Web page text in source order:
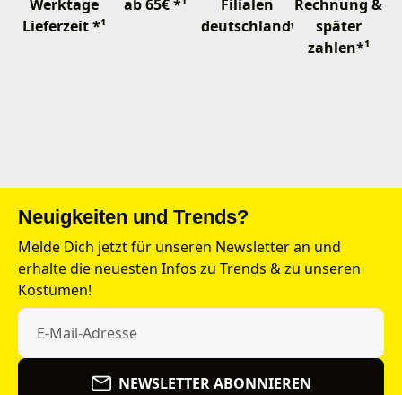
Werktage
Lieferzeit *¹
ab 65€ *¹
Filialen
deutschlandweit
Rechnung &
später
zahlen*¹
Neuigkeiten und Trends?
Melde Dich jetzt für unseren Newsletter an und
erhalte die neuesten Infos zu Trends & zu unseren
Kostümen!
NEWSLETTER ABONNIEREN